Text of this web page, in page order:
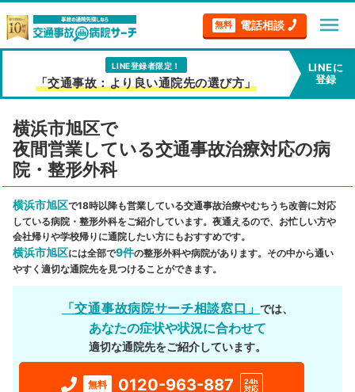
無料 電話相談 menu
LINE登録者限定！
「交通事故：より良い通院先の選び方」
LINEに
登録
横浜市旭区で
夜間営業している交通事故治療対応の病
院・整形外科
横浜市旭区で18時以降も営業している交通事故治療やむちうち改善に対応
している病院・整形外科をご紹介しています。夜通えるので、お忙しい方や
会社帰りや学校帰りに通院したい方にもおすすめです。
横浜市旭区には全部で9件の整形外科や病院があります。その中から通い
やすく適切な通院先を見つけることができます。
「交通事故病院サーチ相談窓口」では、
あなたの症状や状況に合わせて
適切な通院先をご紹介しています。
無料 0120-963-887
24h
対応